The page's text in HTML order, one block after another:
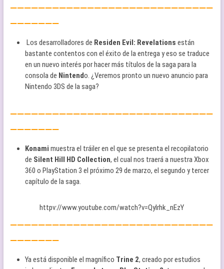
—————————————————————————————
———————
Los desarrolladores de Residen Evil: Revelations están
bastante contentos con el éxito de la entrega y eso se traduce
en un nuevo interés por hacer más títulos de la saga para la
consola de Nintendo. ¿Veremos pronto un nuevo anuncio para
Nintendo 3DS de la saga?
—————————————————————————————
———————
Konami muestra el tráiler en el que se presenta el recopilatorio
de Silent Hill HD Collection, el cual nos traerá a nuestra Xbox
360 o PlayStation 3 el próximo 29 de marzo, el segundo y tercer
capítulo de la saga.
httpv://www.youtube.com/watch?v=Qylrhk_nEzY
—————————————————————————————
———————
Ya está disponible el magnífico Trine 2, creado por estudios